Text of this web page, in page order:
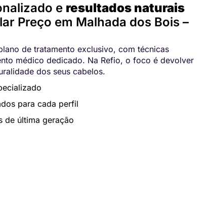
e resultados naturais
Preço em Malhada dos Bois –
de tratamento exclusivo, com técnicas
médico dedicado. Na Refio, o foco é devolver
dos seus cabelos.
para cada perfil
de última geração